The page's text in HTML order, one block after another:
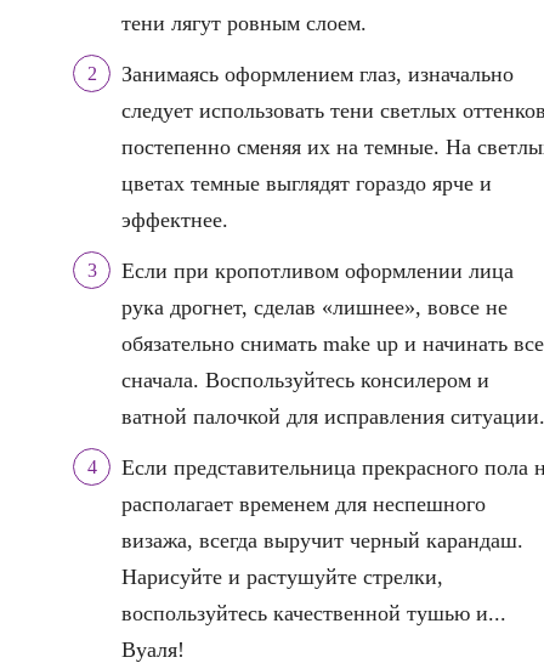
тени лягут ровным слоем.
Занимаясь оформлением глаз, изначально
следует использовать тени светлых
постепенно сменяя их на темные. На
цветах темные выглядят гораздо ярче и
эффектнее.
Если при кропотливом оформлении лица
рука дрогнет, сделав «лишнее», вовсе не
обязательно снимать make up и начинать все
сначала. Воспользуйтесь консилером и
ватной палочкой для исправления ситуации.
Если представительница прекрасного пола
располагает временем для неспешного
визажа, всегда выручит черный карандаш.
Нарисуйте и растушуйте стрелки,
воспользуйтесь качественной тушью и...
Вуаля!